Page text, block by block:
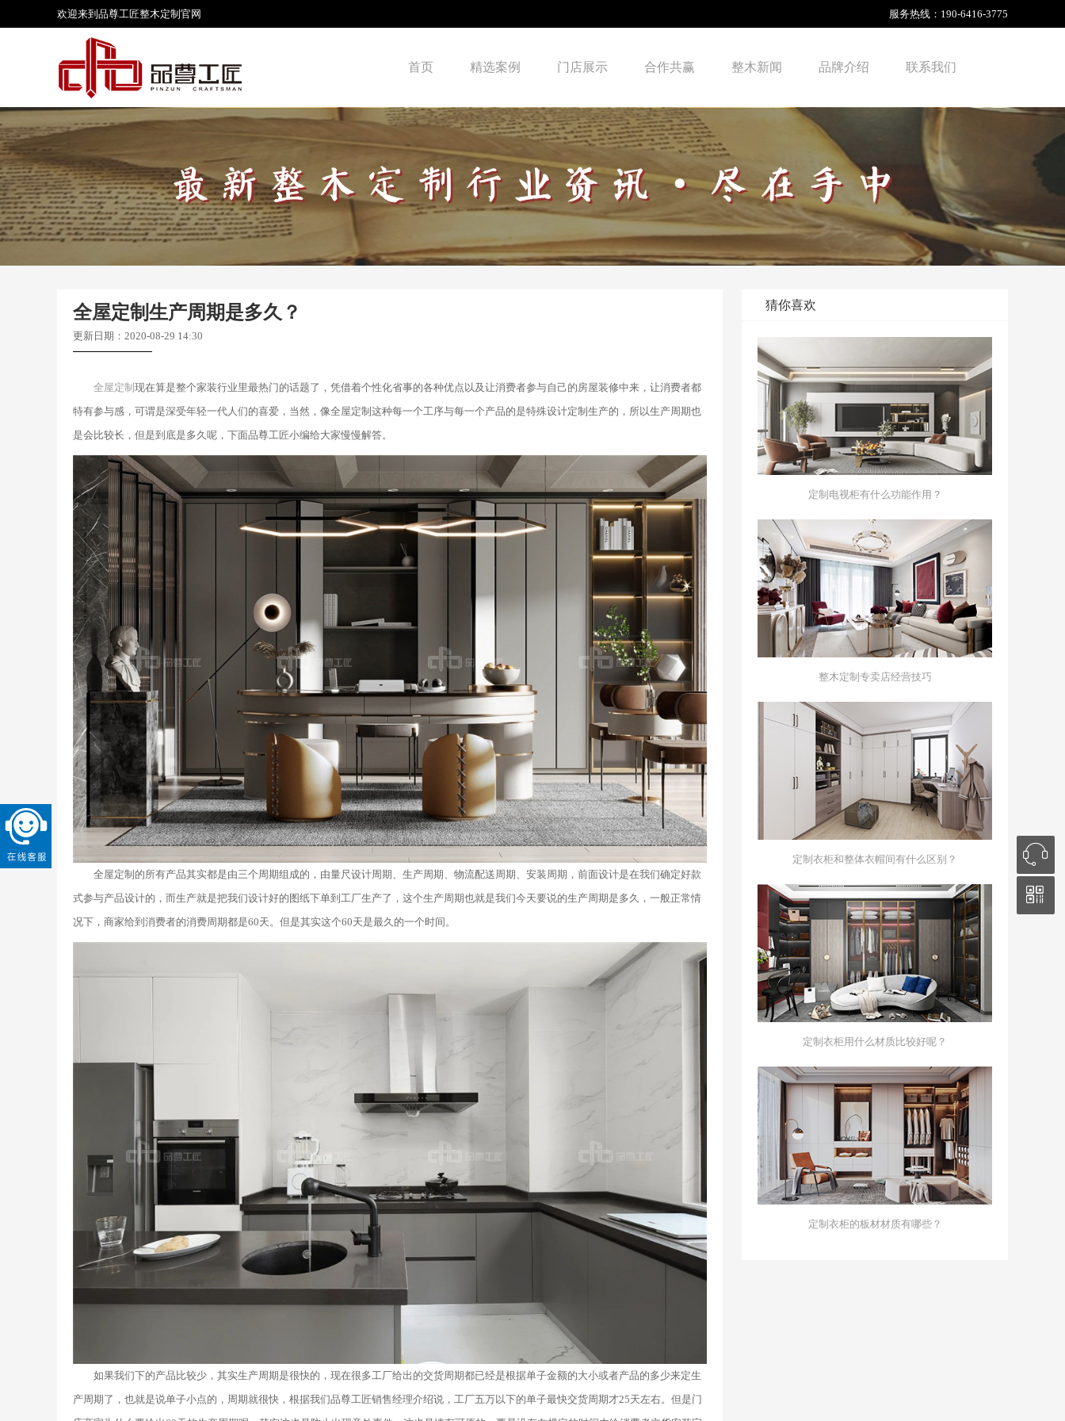
欢迎来到品尊工匠整木定制 官网 服务热线： 190-6416-3775
首页 精选案例 门店展示 合作共赢 整木新闻 品牌介绍 联系我们
全屋定制生产周期是多久？
更新日期：2020-08-29 14:30
全屋定制 现在算是整个家装行业里最热门的话题了，凭借着个性化省事的各种优点以及让消费者参与自己的房屋装修中来，让消费者都
特有参与感，可谓是深受年轻一代人们的喜爱，当然，像全屋定制这种每一个工序与每一个产品的是特殊设计定制生产的，所以生产周期也
是会比较长，但是到底是多久呢，下面品尊工匠小编给大家慢慢解答。
全屋定制的所有产品其实都是由三个周期组成的，由量尺设计周期、生产周期、物流配送周期、安装周期，前面设计是在我们确定好款
式参与产品设计的，而生产就是把我们设计好的图纸下单到工厂生产了，这个生产周期也就是我们今天要说的生产周期是多久，一般正常情
况下，商家给到消费者的消费周期都是60天。但是其实这个60天是最久的一个时间。
如果我们下的产品比较少，其实生产周期是很快的，现在很多工厂给出的交货周期都已经是根据单子金额的大小或者产品的多少来定生
产周期了，也就是说单子小点的，周期就很快，根据我们品尊工匠销售经理介绍说，工厂五万以下的单子最快交货周期才25天左右。但是门
猜你喜欢
定制电视柜有什么功能作用？
整木定制专卖店经营技巧
定制衣柜和整体衣帽间有什么区别？
定制衣柜用什么材质比较好呢？
定制衣柜的板材材质有哪些？